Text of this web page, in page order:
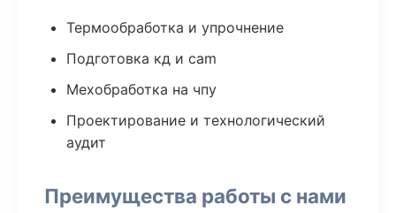
Термообработка и упрочнение
Подготовка кд и cam
Мехобработка на чпу
Проектирование и технологический
аудит
Преимущества работы с нами